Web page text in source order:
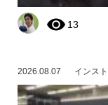
13
2026.08.07 インス